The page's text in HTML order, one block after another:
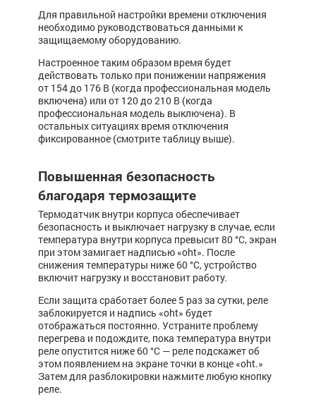
Для правильной настройки времени отключения
необходимо руководствоваться данными к
защищаемому оборудованию.
Настроенное таким образом время будет
действовать только при понижении напряжения
от 154 до 176 В (когда профессиональная модель
включена) или от 120 до 210 В (когда
профессиональная модель выключена). В
остальных ситуациях время отключения
фиксированное (смотрите таблицу выше).
Повышенная безопасность
благодаря термозащите
Термодатчик внутри корпуса обеспечивает
безопасность и выключает нагрузку в случае, если
температура внутри корпуса превысит 80 °С, экран
при этом замигает надписью «oht». После
снижения температуры ниже 60 °С, устройство
включит нагрузку и восстановит работу.
Если за­щита сра­­бо­та­ет более 5 раз за сутки, реле
заблокируется и надпись «oht» будет
отображаться постоянно. Устраните проблему
перегрева и подождите, пока температура внутри
реле опустится ниже 60 °С — реле подскажет об
этом появлением на экране точки в конце «oht.»
Затем для разблокировки нажмите любую кнопку
реле.